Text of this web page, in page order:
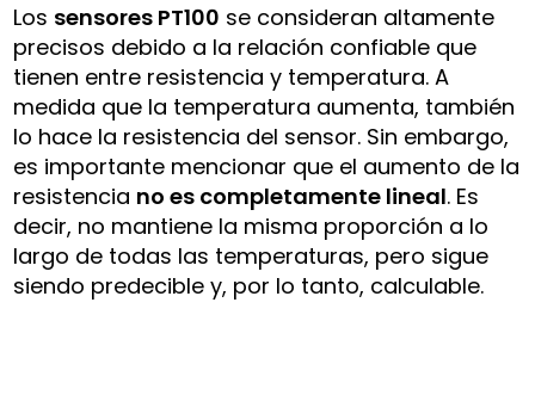
Los sensores PT100 se consideran altamente
precisos debido a la relación confiable que
tienen entre resistencia y temperatura. A
medida que la temperatura aumenta, también
lo hace la resistencia del sensor. Sin embargo,
es importante mencionar que el aumento de la
resistencia no es completamente lineal. Es
decir, no mantiene la misma proporción a lo
largo de todas las temperaturas, pero sigue
siendo predecible y, por lo tanto, calculable.